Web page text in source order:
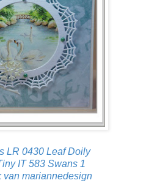
LR 0430 Leaf Doily
IT 583 Swans 1
van mariannedesign